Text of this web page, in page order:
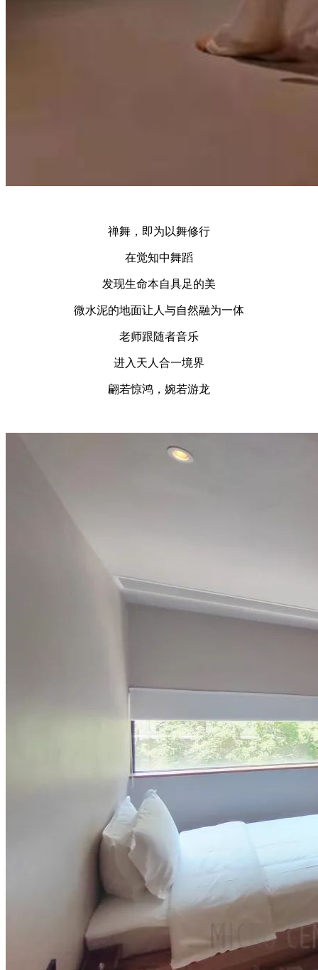
禅舞，即为以舞修行
在觉知中舞蹈
发现生命本自具足的美
微水泥的地面让人与自然融为一体
老师跟随者音乐
进入天人合一境界
翩若惊鸿，婉若游龙